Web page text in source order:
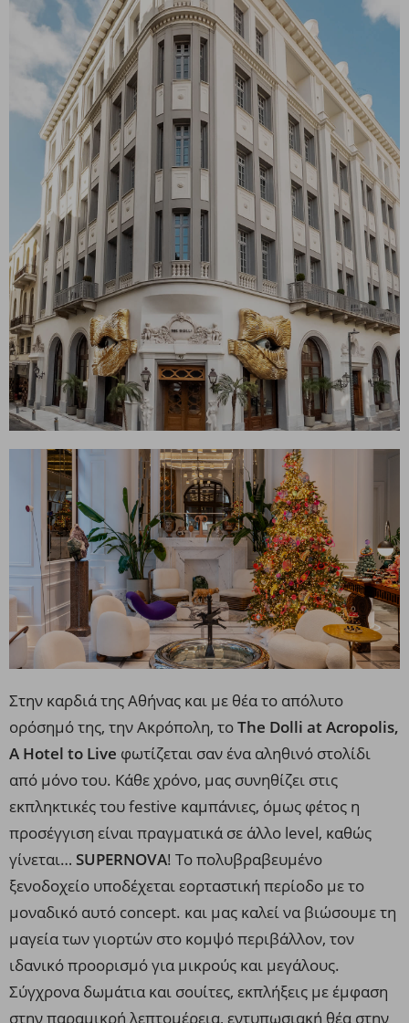
Στην καρδιά της Αθήνας και με θέα το απόλυτο
ορόσημό της, την Ακρόπολη, τοThe Dolli at Acropolis,
A Hotel to Live φωτίζεται σαν ένα αληθινό στολίδι
από μόνο του. Κάθε χρόνο, μας συνηθίζει στις
εκπληκτικές του festive καμπάνιες, όμως φέτος η
προσέγγιση είναι πραγματικά σε άλλο level, καθώς
γίνεται… SUPERNOVA! Το πολυβραβευμένο
ξενοδοχείο υποδέχεται εορταστική περίοδο με το
μοναδικό αυτό concept. και μας καλεί να βιώσουμε τη
μαγεία των γιορτών στο κομψό περιβάλλον, τον
ιδανικό προορισμό για μικρούς και μεγάλους.
Σύγχρονα δωμάτια και σουίτες, εκπλήξεις με έμφαση
στην παραμικρή λεπτομέρεια, εντυπωσιακή θέα στην